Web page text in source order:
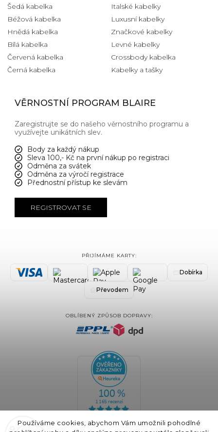
Používáme cookies, abychom Vám umožnili pohodlné
Šedá kabelka
Béžová kabelka
Hnědá kabelka
Bílá kabelka
Červená kabelka
Černá kabelka
Italské kabelky
Luxusní kabelky
Značkové kabelky
Levné kabelky
Crossbody kabelka
Kabelky a tašky
VĚRNOSTNÍ PROGRAM BLAIRE
Zaregistrujte se do našeho věrnostního programu a
využívejte unikátních slev.
Body za každý nákup
Sleva 100,- Kč na první nákup po registraci
Odměna za svátek
Odměna za výročí registrace
Přednostní přístup ke slevám
REGISTROVAT SE
PŘIJÍMÁME KARTY:
Dobírka
Převodem
OBLÍBENÝ ZPŮSOB DOPRAVY: